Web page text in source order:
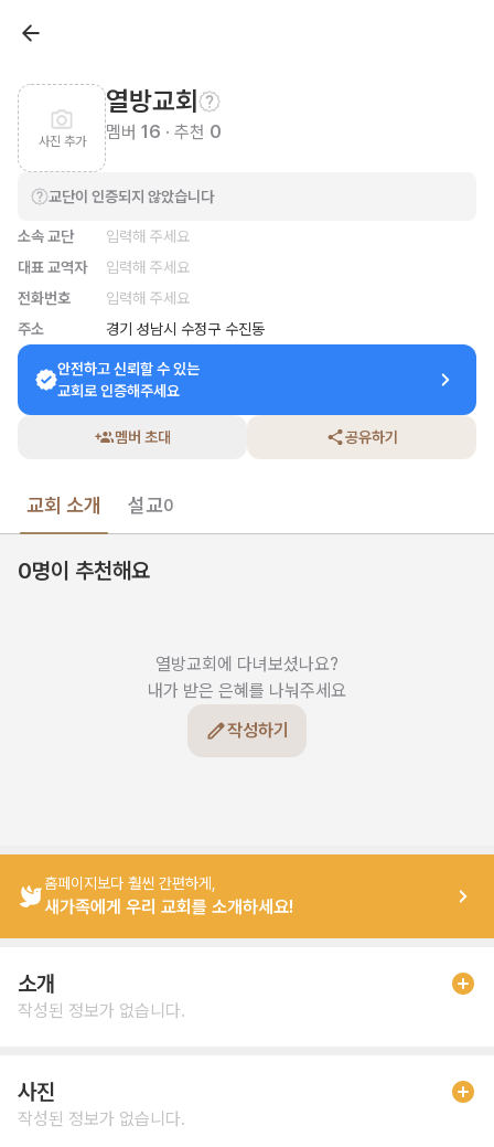
사진 추가
열방교회
멤버 16 · 추천 0
교단이 인증되지 않았습니다
소속 교단
입력해 주세요
대표 교역자
입력해 주세요
전화번호
입력해 주세요
주소
경기 성남시 수정구 수진동
안전하고 신뢰할 수 있는
교회로 인증해주세요
멤버 초대 공유하기
교회 소개 설교0
0명이 추천해요
열방교회에 다녀보셨나요?
내가 받은 은혜를 나눠주세요
작성하기
홈페이지보다 훨씬 간편하게,
새가족에게 우리 교회를 소개하세요!
소개
작성된 정보가 없습니다.
사진
작성된 정보가 없습니다.